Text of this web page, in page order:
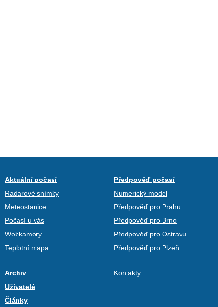
Aktuální počasí
Radarové snímky
Meteostanice
Počasí u vás
Webkamery
Teplotní mapa
Předpověď počasí
Numerický model
Předpověď pro Prahu
Předpověď pro Brno
Předpověď pro Ostravu
Předpověď pro Plzeň
Archiv
Uživatelé
Články
Kontakty